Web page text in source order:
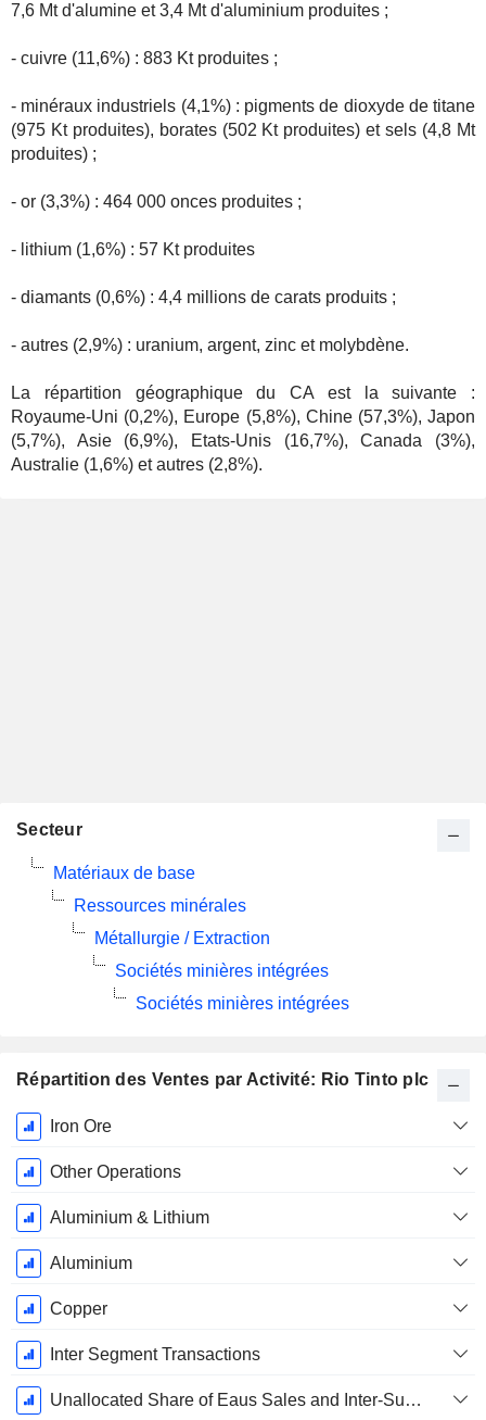
7,6 Mt d'alumine et 3,4 Mt d'aluminium produites ;
- cuivre (11,6%) : 883 Kt produites ;
- minéraux industriels (4,1%) : pigments de dioxyde de titane
(975 Kt produites), borates (502 Kt produites) et sels (4,8 Mt
produites) ;
- or (3,3%) : 464 000 onces produites ;
- lithium (1,6%) : 57 Kt produites
- diamants (0,6%) : 4,4 millions de carats produits ;
- autres (2,9%) : uranium, argent, zinc et molybdène.
La répartition géographique du CA est la suivante :
Royaume-Uni (0,2%), Europe (5,8%), Chine (57,3%), Japon
(5,7%), Asie (6,9%), Etats-Unis (16,7%), Canada (3%),
Australie (1,6%) et autres (2,8%).
Répartition des Ventes par Activité: Rio Tinto plc
Période
Fiscale:
Décembre
Iron Ore
Other Operations
Aluminium & Lithium
Aluminium
Copper
Inter Segment Transactions
Unallocated Share of Eaus Sales and Inter-Subsidiary/ Eaus Sales
Secteur
Matériaux de base
Ressources minérales
Métallurgie / Extraction
Sociétés minières intégrées
Sociétés minières intégrées